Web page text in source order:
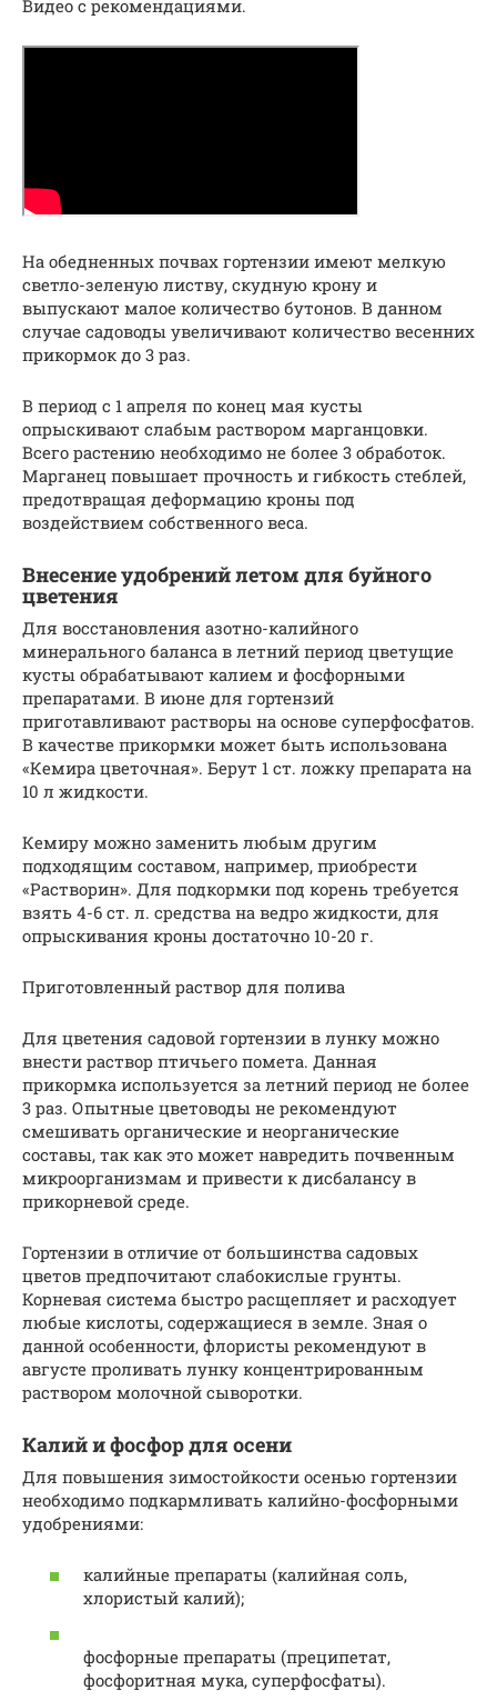
Видео с рекомендациями.
На обедненных почвах гортензии имеют мелкую
светло-зеленую листву, скудную крону и
выпускают малое количество бутонов. В данном
случае садоводы увеличивают количество весенних
прикормок до 3 раз.
В период с 1 апреля по конец мая кусты
опрыскивают слабым раствором марганцовки.
Всего растению необходимо не более 3 обработок.
Марганец повышает прочность и гибкость стеблей,
предотвращая деформацию кроны под
воздействием собственного веса.
Внесение удобрений летом для буйного
цветения
Для восстановления азотно-калийного
минерального баланса в летний период цветущие
кусты обрабатывают калием и фосфорными
препаратами. В июне для гортензий
приготавливают растворы на основе суперфосфатов.
В качестве прикормки может быть использована
«Кемира цветочная». Берут 1 ст. ложку препарата на
10 л жидкости.
Кемиру можно заменить любым другим
подходящим составом, например, приобрести
«Растворин». Для подкормки под корень требуется
взять 4-6 ст. л. средства на ведро жидкости, для
опрыскивания кроны достаточно 10-20 г.
Приготовленный раствор для полива
Для цветения садовой гортензии в лунку можно
внести раствор птичьего помета. Данная
прикормка используется за летний период не более
3 раз. Опытные цветоводы не рекомендуют
смешивать органические и неорганические
составы, так как это может навредить почвенным
микроорганизмам и привести к дисбалансу в
прикорневой среде.
Гортензии в отличие от большинства садовых
цветов предпочитают слабокислые грунты.
Корневая система быстро расщепляет и расходует
любые кислоты, содержащиеся в земле. Зная о
данной особенности, флористы рекомендуют в
августе проливать лунку концентрированным
раствором молочной сыворотки.
Калий и фосфор для осени
Для повышения зимостойкости осенью гортензии
необходимо подкармливать калийно-фосфорными
удобрениями:
калийные препараты (калийная соль,
хлористый калий);
фосфорные препараты (преципетат,
фосфоритная мука, суперфосфаты).